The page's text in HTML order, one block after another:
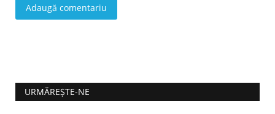
Adaugă comentariu
URMĂREȘTE-NE